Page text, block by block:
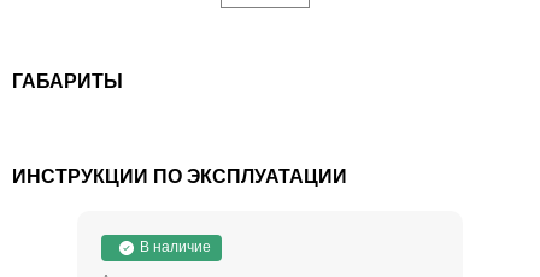
ГАБАРИТЫ
ИНСТРУКЦИИ ПО ЭКСПЛУАТАЦИИ
В наличие